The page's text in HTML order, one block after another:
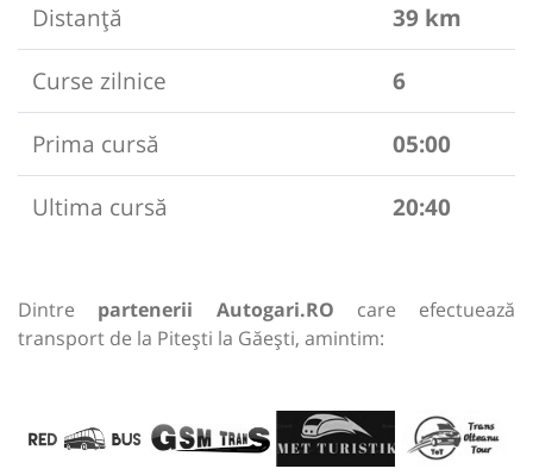
Distanță
39 km
Curse zilnice
6
Prima cursă
05:00
Ultima cursă
20:40
Dintre partenerii Autogari.RO care efectuează
transport de la Pitești la Găești, amintim: